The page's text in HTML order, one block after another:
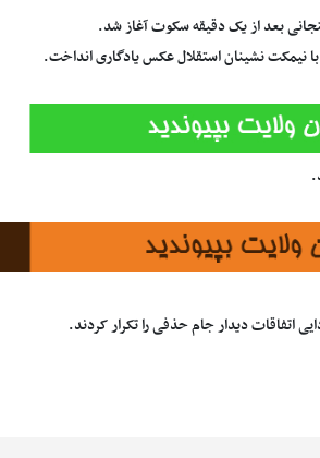
بعد از یک دقیقه سکوت آغاز شد.
نشینان استقلال عکس یادگاری انداخت.
اتفاقات دیدار جام حذفی را تکرار کردند.